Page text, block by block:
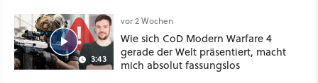
3:43
vor 2 Wochen
Wie sich CoD Modern Warfare 4
gerade der Welt präsentiert, macht
mich absolut fassungslos